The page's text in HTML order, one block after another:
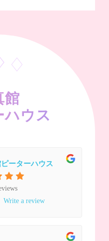
♢
館
ハウス
ーターハウス
Write a review